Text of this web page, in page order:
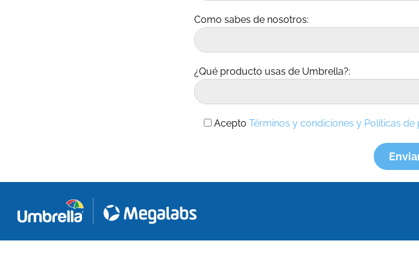
Como sabes de nosotros:
¿Qué producto usas de Umbrella?:
Acepto Términos y condiciones y Políticas de